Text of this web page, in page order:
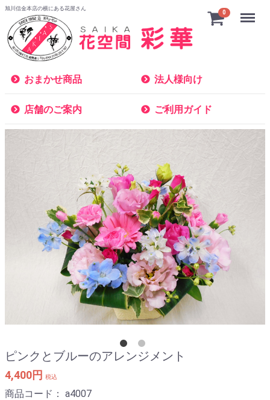
旭川信金本店の横にある花屋さん
0
おまかせ商品 法人様向け
店舗のご案内 ご利用ガイド
Menu
ピンクとブルーのアレンジメント
4,400円 税込
商品コード： a4007